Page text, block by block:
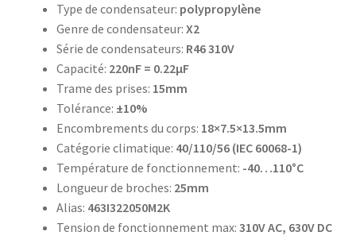
Type de condensateur: polypropylène
Genre de condensateur: X2
Série de condensateurs: R46 310V
Capacité: 220nF = 0.22µF
Trame des prises: 15mm
Tolérance: ±10%
Encombrements du corps: 18×7.5×13.5mm
Catégorie climatique: 40/110/56 (IEC 60068-1)
Température de fonctionnement: -40…110°C
Longueur de broches: 25mm
Alias: 463I322050M2K
Tension de fonctionnement max: 310V AC, 630V DC